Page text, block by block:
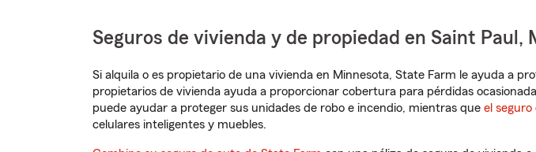
Seguros de vivienda y de propiedad en Saint Paul,
Si alquila o es propietario de una vivienda en Minnesota, State Farm le ayuda a
propietarios de vivienda ayuda a proporcionar cobertura para pérdidas
puede ayudar a proteger sus unidades de robo e incendio, mientras que el seguro
celulares inteligentes y muebles.